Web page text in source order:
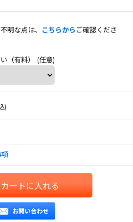
明な点は、 こちらから ご確認くださ
（有料） (任意):
)
項
カートに入れる